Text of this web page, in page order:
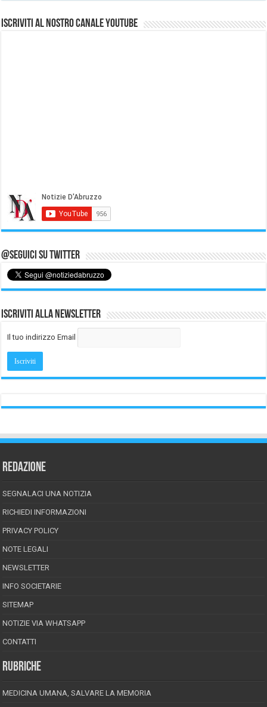
Iscriviti al nostro Canale Youtube
@Seguici su Twitter
Iscriviti alla Newsletter
Il tuo indirizzo Email
REDAZIONE
SEGNALACI UNA NOTIZIA
RICHIEDI INFORMAZIONI
PRIVACY POLICY
NOTE LEGALI
NEWSLETTER
INFO SOCIETARIE
SITEMAP
NOTIZIE VIA WHATSAPP
CONTATTI
RUBRICHE
MEDICINA UMANA, SALVARE LA MEMORIA